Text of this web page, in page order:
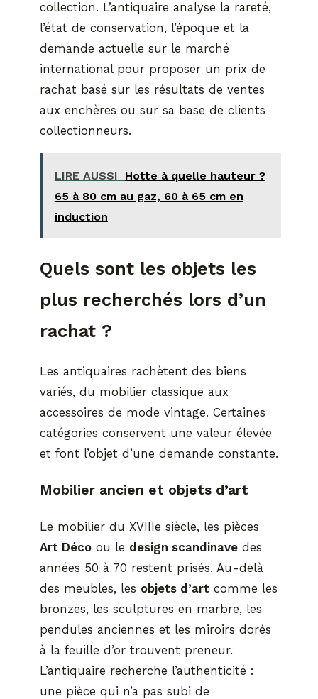
collection. L’antiquaire analyse la rareté,
l’état de conservation, l’époque et la
demande actuelle sur le marché
international pour proposer un prix de
rachat basé sur les résultats de ventes
aux enchères ou sur sa base de clients
collectionneurs.
LIRE AUSSI
Hotte à quelle hauteur ?
65 à 80 cm au gaz, 60 à 65 cm en
induction
Quels sont les objets les
plus recherchés lors d’un
rachat ?
Les antiquaires rachètent des biens
variés, du mobilier classique aux
accessoires de mode vintage. Certaines
catégories conservent une valeur élevée
et font l’objet d’une demande constante.
Mobilier ancien et objets d’art
Le mobilier du XVIIIe siècle, les pièces
Art Déco ou le design scandinave des
années 50 à 70 restent prisés. Au-delà
des meubles, les objets d’art comme les
bronzes, les sculptures en marbre, les
pendules anciennes et les miroirs dorés
à la feuille d’or trouvent preneur.
L’antiquaire recherche l’authenticité :
une pièce qui n’a pas subi de